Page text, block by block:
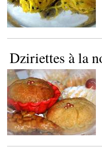
Dziriettes à la